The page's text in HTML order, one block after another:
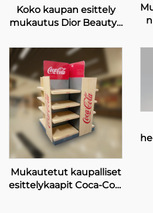
Koko kaupan esittely
mukautus Dior Beauty -
Mukautetut kaupalliset
esittelykaapit Coca-Cola